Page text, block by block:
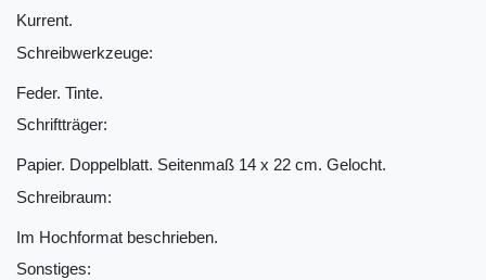
Kurrent.
Schreibwerkzeuge:
Feder. Tinte.
Schriftträger:
Papier. Doppelblatt. Seitenmaß 14 x 22 cm. Gelocht.
Schreibraum:
Im Hochformat beschrieben.
Sonstiges: